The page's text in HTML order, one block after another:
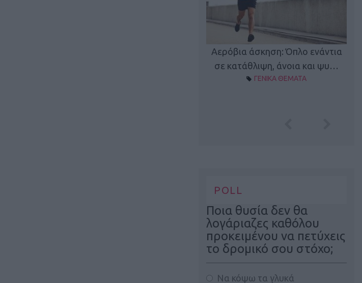
Αερόβια άσκηση: Όπλο ενάντια
σε κατάθλιψη, άνοια και ψυ…
ΓΕΝΙΚΑ ΘΕΜΑΤΑ
POLL
Ποια θυσία δεν θα
λογάριαζες καθόλου
προκειμένου να πετύχεις
το δρομικό σου στόχο;
Να κόψω τα γλυκά